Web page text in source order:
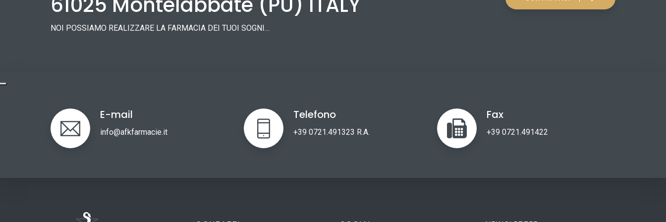
NOI POSSIAMO REALIZZARE LA FARMACIA DEI TUOI SOGNI…
E-mail
info@afkfarmacie.it
Telefono
+39 0721.491323 R.A.
Fax
+39 0721.491422